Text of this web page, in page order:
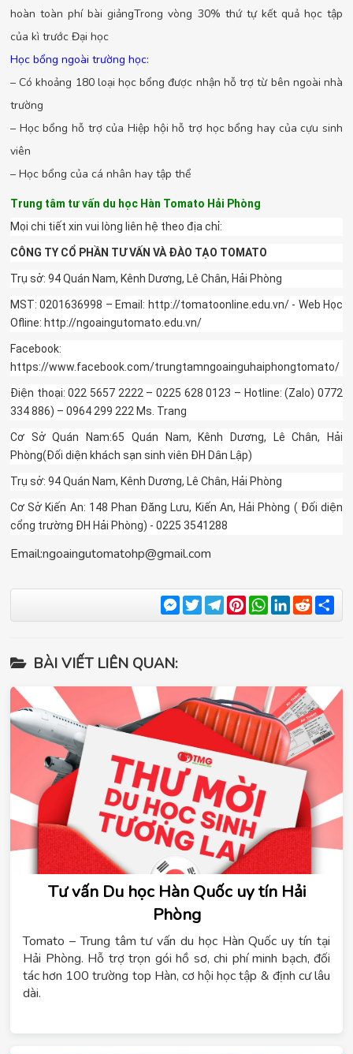
hoàn toàn phí bài giảngTrong vòng 30% thứ tự kết quả học tập
của kì trước Đại học
Học bổng ngoài trường học:
– Có khoảng 180 loại học bổng được nhận hỗ trợ từ bên ngoài nhà
trường
– Học bổng hỗ trợ của Hiệp hội hỗ trợ học bổng hay của cựu sinh
viên
– Học bổng của cá nhân hay tập thể
Trung tâm tư vấn du học Hàn Tomato Hải Phòng
Mọi chi tiết xin vui lòng liên hệ theo địa chỉ:
CÔNG TY CỔ PHẦN TƯ VẤN VÀ ĐÀO TẠO TOMATO
Trụ sở: 94 Quán Nam, Kênh Dương, Lê Chân, Hải Phòng
MST: 0201636998 – Email: http://tomatoonline.edu.vn/ - Web Học
Ofline: http://ngoaingutomato.edu.vn/
Facebook:
https://www.facebook.com/trungtamngoainguhaiphongtomato/
Điện thoại: 022 5657 2222 – 0225 628 0123 – Hotline: (Zalo) 0772
334 886) – 0964 299 222 Ms. Trang
Cơ Sở Quán Nam:65 Quán Nam, Kênh Dương, Lê Chân, Hải
Phòng(Đối diện khách sạn sinh viên ĐH Dân Lập)
Trụ sở: 94 Quán Nam, Kênh Dương, Lê Chân, Hải Phòng
Cơ Sở Kiến An: 148 Phan Đăng Lưu, Kiến An, Hải Phòng ( Đối diện
cổng trường ĐH Hải Phòng) - 0225 3541288
Email:ngoaingutomatohp@gmail.com
Messenger
TwitterTelegram
Pinterest
WhatsApp
LinkedIn
Reddit
BÀI VIẾT LIÊN QUAN:
Tư vấn Du học Hàn Quốc uy tín Hải
Phòng
Tomato – Trung tâm tư vấn du học Hàn Quốc uy tín tại
Hải Phòng. Hỗ trợ trọn gói hồ sơ, chi phí minh bạch, đối
tác hơn 100 trường top Hàn, cơ hội học tập & định cư lâu
dài.